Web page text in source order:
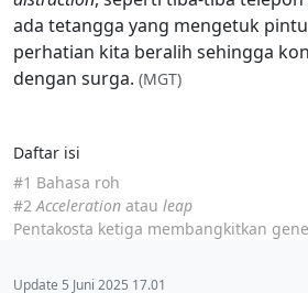
ada tetangga yang mengetuk
perhatian kita beralih sehingga
dengan surga. (MGT)
Daftar isi
#1 Bahasa roh
#2Acceleration atau leap
Pentakosta ketiga membangkitkan
Update 5 Juni 2025 17.01